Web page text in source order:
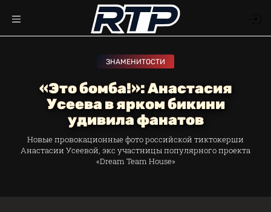
ЗНАМЕНИТОСТИ
«Это бомба!»: Анастасия
Усеева в ярком бикини
удивила фанатов
Новые провокационные фото российской тиктокерши
Анастасии Усеевой, экс участницы популярного проекта
«Dream Team House»